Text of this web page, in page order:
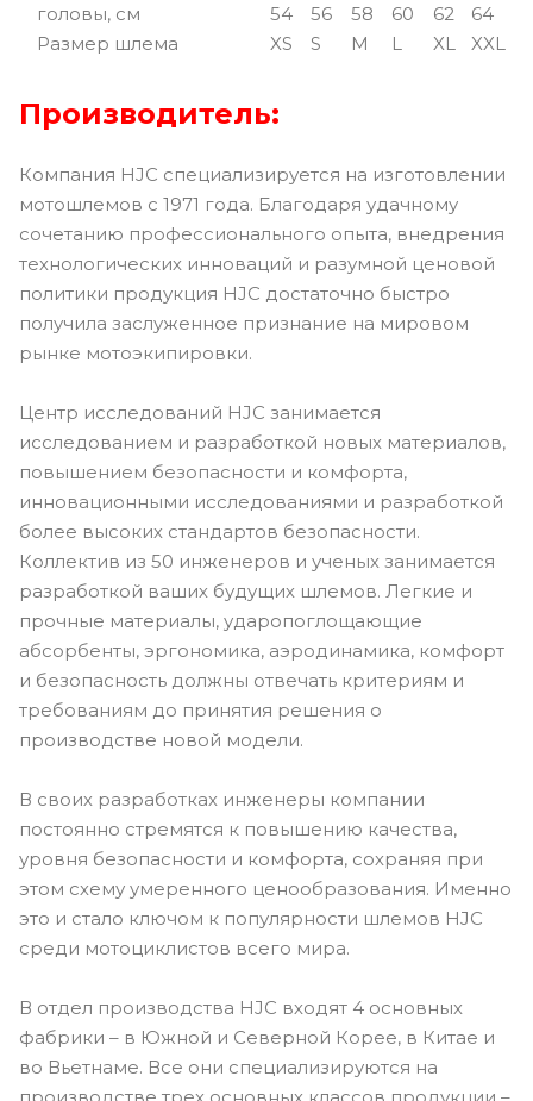
головы, см 54 56 58 60 62
64
Размер шлема
XS S M L XL XXL
Производитель:
Компания HJC специализируется на изготовлении
мотошлемов с 1971 года. Благодаря удачному
сочетанию профессионального опыта, внедрения
технологических инноваций и разумной ценовой
политики продукция HJC достаточно быстро
получила заслуженное признание на мировом
рынке мотоэкипировки.
Центр исследований HJC занимается
исследованием и разработкой новых материалов,
повышением безопасности и комфорта,
инновационными исследованиями и разработкой
более высоких стандартов безопасности.
Коллектив из 50 инженеров и ученых занимается
разработкой ваших будущих шлемов. Легкие и
прочные материалы, ударопоглощающие
абсорбенты, эргономика, аэродинамика, комфорт
и безопасность должны отвечать критериям и
требованиям до принятия решения о
производстве новой модели.
В своих разработках инженеры компании
постоянно стремятся к повышению качества,
уровня безопасности и комфорта, сохраняя при
этом схему умеренного ценообразования. Именно
это и стало ключом к популярности шлемов HJC
среди мотоциклистов всего мира.
В отдел производства HJC входят 4 основных
фабрики – в Южной и Северной Корее, в Китае и
во Вьетнаме. Все они специализируются на